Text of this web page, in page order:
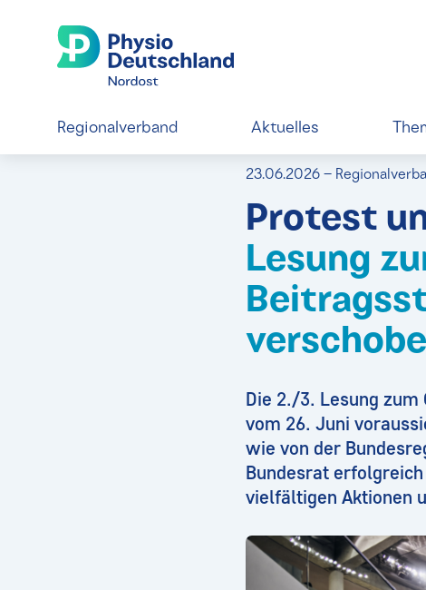
Regionalverband Aktuelles
23.06.2026 –
Protest
Lesung
Die 2./3. Lesung
vom 26. Juni
wie von der
Bundesrat
vielfältigen Aktionen